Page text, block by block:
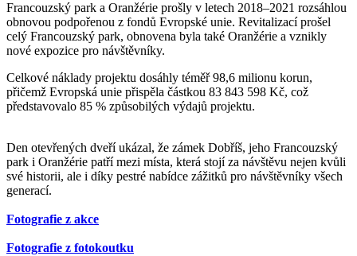
Francouzský park a Oranžérie prošly v letech 2018–2021 rozsáhlou
obnovou podpořenou z fondů Evropské unie. Revitalizací prošel
celý Francouzský park, obnovena byla také Oranžérie a vznikly
nové expozice pro návštěvníky.
Celkové náklady projektu dosáhly téměř 98,6 milionu korun,
přičemž Evropská unie přispěla částkou 83 843 598 Kč, což
představovalo 85 % způsobilých výdajů projektu.
Den otevřených dveří ukázal, že zámek Dobříš, jeho Francouzský
park i Oranžérie patří mezi místa, která stojí za návštěvu nejen kvůli
své historii, ale i díky pestré nabídce zážitků pro návštěvníky všech
generací.
Fotografie z akce
Fotografie z fotokoutku